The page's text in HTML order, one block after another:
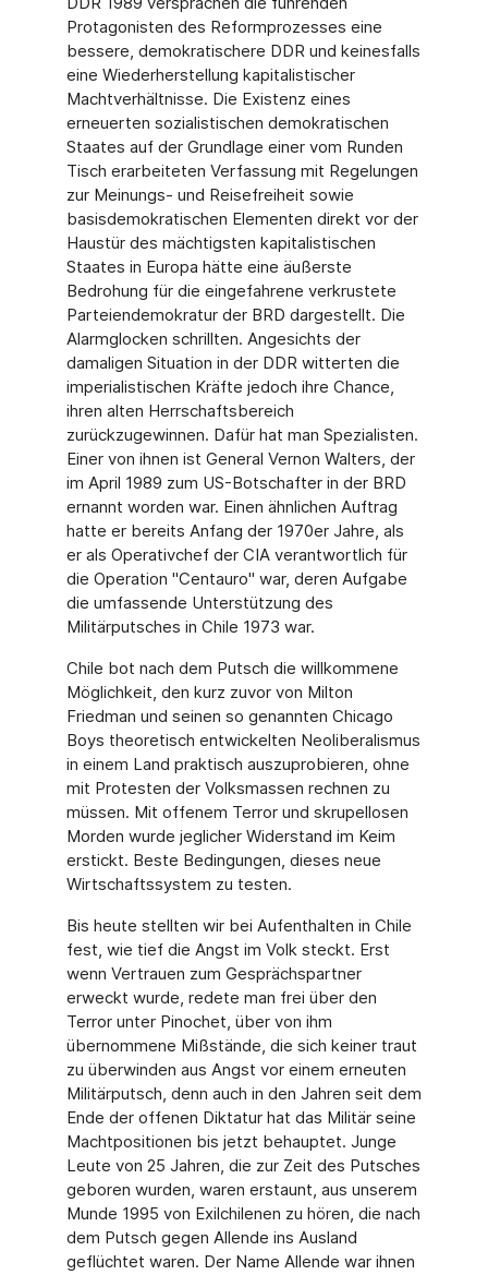
Protagonisten des Reformprozesses eine
bessere, demokratischere DDR und keinesfalls
eine Wiederherstellung kapitalistischer
Machtverhältnisse. Die Existenz eines
erneuerten sozialistischen demokratischen
Staates auf der Grundlage einer vom Runden
Tisch erarbeiteten Verfassung mit Regelungen
zur Meinungs- und Reisefreiheit sowie
basisdemokratischen Elementen direkt vor der
Haustür des mächtigsten kapitalistischen
Staates in Europa hätte eine äußerste
Bedrohung für die eingefahrene verkrustete
Parteiendemokratur der BRD dargestellt. Die
Alarmglocken schrillten. Angesichts der
damaligen Situation in der DDR witterten die
imperialistischen Kräfte jedoch ihre Chance,
ihren alten Herrschaftsbereich
zurückzugewinnen. Dafür hat man Spezialisten.
Einer von ihnen ist General Vernon Walters, der
im April 1989 zum US-Botschafter in der BRD
ernannt worden war. Einen ähnlichen Auftrag
hatte er bereits Anfang der 1970er Jahre, als
er als Operativchef der CIA verantwortlich für
die Operation "Centauro" war, deren Aufgabe
die umfassende Unterstützung des
Militärputsches in Chile 1973 war.
Chile bot nach dem Putsch die willkommene
Möglichkeit, den kurz zuvor von Milton
Friedman und seinen so genannten Chicago
Boys theoretisch entwickelten Neoliberalismus
in einem Land praktisch auszuprobieren, ohne
mit Protesten der Volksmassen rechnen zu
müssen. Mit offenem Terror und skrupellosen
Morden wurde jeglicher Widerstand im Keim
erstickt. Beste Bedingungen, dieses neue
Wirtschaftssystem zu testen.
Bis heute stellten wir bei Aufenthalten in Chile
fest, wie tief die Angst im Volk steckt. Erst
wenn Vertrauen zum Gesprächspartner
erweckt wurde, redete man frei über den
Terror unter Pinochet, über von ihm
übernommene Mißstände, die sich keiner traut
zu überwinden aus Angst vor einem erneuten
Militärputsch, denn auch in den Jahren seit dem
Ende der offenen Diktatur hat das Militär seine
Machtpositionen bis jetzt behauptet. Junge
Leute von 25 Jahren, die zur Zeit des Putsches
geboren wurden, waren erstaunt, aus unserem
Munde 1995 von Exilchilenen zu hören, die nach
dem Putsch gegen Allende ins Ausland
geflüchtet waren. Der Name Allende war ihnen